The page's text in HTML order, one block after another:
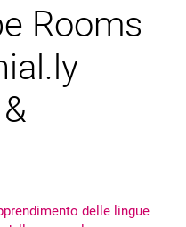
Rooms
delle lingue